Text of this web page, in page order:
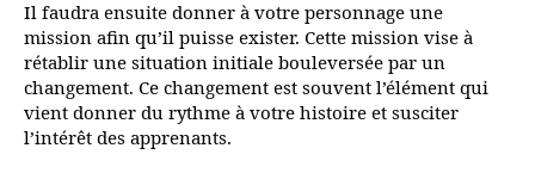
Il faudra ensuite donner à votre personnage une
mission afin qu’il puisse exister. Cette mission vise à
rétablir une situation initiale bouleversée par un
changement. Ce changement est souvent l’élément qui
vient donner du rythme à votre histoire et susciter
l’intérêt des apprenants.